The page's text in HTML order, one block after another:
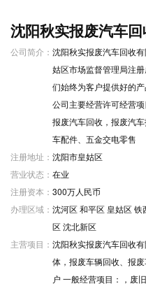
沈阳秋实报废汽车
公司简介： 沈阳秋实报废汽车回收
姑区市场监督管理局注
们始终为客户提供好的
公司主要经营许可经营
报废汽车回收，报废汽
车配件、五金交电零售
注册地址： 沈阳市皇姑区
营业状态： 在业
注册资本： 300万人民币
办理区域： 沈河区 和平区 皇姑区
区 沈北新区
主营项目： 沈阳秋实报废汽车回收
体，报废车辆回收、报
户 一般经营项目：，废